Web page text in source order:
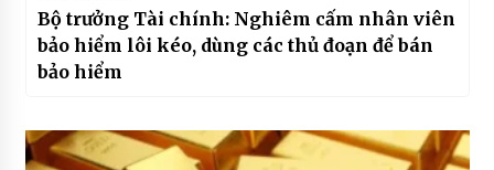
Bộ trưởng Tài chính: Nghiêm cấm nhân viên
bảo hiểm lôi kéo, dùng các thủ đoạn để bán
bảo hiểm